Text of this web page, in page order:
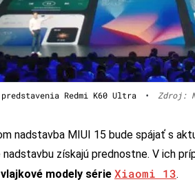
Redmi K60 Ultra • Zdroj:
nadstavba MIUI 15 bude spájať s
získajú prednostne. V ich
vlajkové modely série Xiaomi 13.